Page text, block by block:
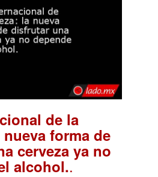
de la
nueva forma de
cerveza ya no
alcohol..